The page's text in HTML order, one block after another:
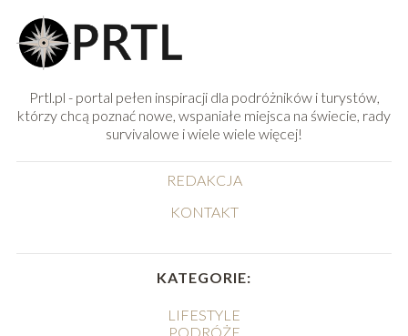
Prtl.pl - portal pełen inspiracji dla podróżników i turystów,
którzy chcą poznać nowe, wspaniałe miejsca na świecie, rady
survivalowe i wiele wiele więcej!
REDAKCJA
KONTAKT
KATEGORIE:
LIFESTYLE
PODRÓŻE